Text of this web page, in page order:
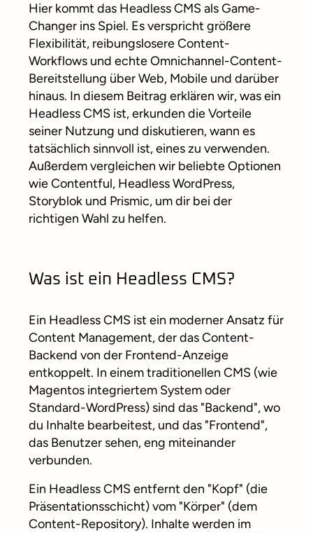
Hier kommt das Headless CMS als Game-
Changer ins Spiel. Es verspricht größere
Flexibilität, reibungslosere Content-
Workflows und echte Omnichannel-Content-
Bereitstellung über Web, Mobile und darüber
hinaus. In diesem Beitrag erklären wir, was ein
Headless CMS ist, erkunden die Vorteile
seiner Nutzung und diskutieren, wann es
tatsächlich sinnvoll ist, eines zu verwenden.
Außerdem vergleichen wir beliebte Optionen
wie Contentful, Headless WordPress,
Storyblok und Prismic, um dir bei der
richtigen Wahl zu helfen.
Was ist ein Headless CMS?
Ein Headless CMS ist ein moderner Ansatz für
Content Management, der das Content-
Backend von der Frontend-Anzeige
entkoppelt. In einem traditionellen CMS (wie
Magentos integriertem System oder
Standard-WordPress) sind das "Backend", wo
du Inhalte bearbeitest, und das "Frontend",
das Benutzer sehen, eng miteinander
verbunden.
Ein Headless CMS entfernt den "Kopf" (die
Präsentationsschicht) vom "Körper" (dem
Content-Repository). Inhalte werden im